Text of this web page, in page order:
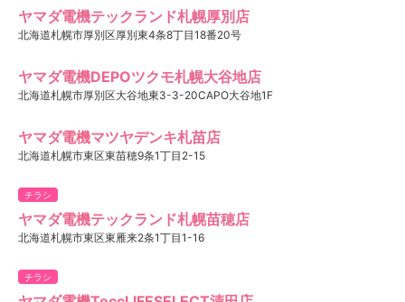
ヤマダ電機テックランド札幌厚別店
北海道札幌市厚別区厚別東4条8丁目18番20号
ヤマダ電機DEPOツクモ札幌大谷地店
北海道札幌市厚別区大谷地東3-3-20CAPO大谷地1F
ヤマダ電機マツヤデンキ札苗店
北海道札幌市東区東苗穂9条1丁目2-15
チラシ
ヤマダ電機テックランド札幌苗穂店
北海道札幌市東区東雁来2条1丁目1-16
チラシ